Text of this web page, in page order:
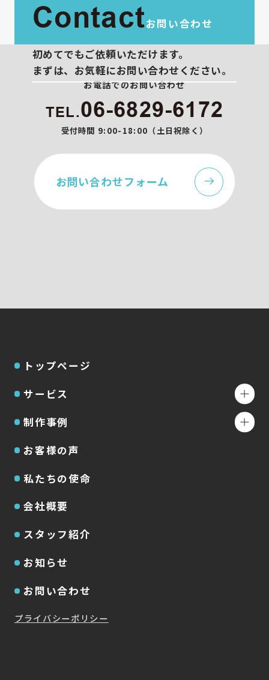
Contactお問い合わせ
初めてでもご依頼いただけます。
まずは、お気軽にお問い合わせください。
お電話でのお問い合わせ
TEL.06-6829-6172
受付時間 9:00-18:00（土日祝除く）
お問い合わせフォーム
トップページ
サービス
制作事例
お客様の声
私たちの使命
会社概要
スタッフ紹介
お知らせ
お問い合わせ
プライバシーポリシー